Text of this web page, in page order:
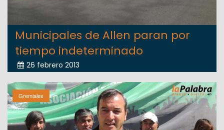
Municipales de Allen paran por
tiempo indeterminado
26 febrero 2013
Gremiales